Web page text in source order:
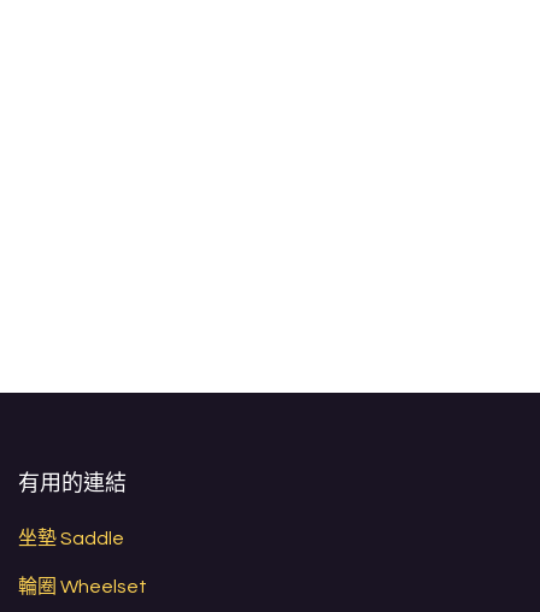
有用的連結
坐墊 Saddle
輪圈 Wheelset